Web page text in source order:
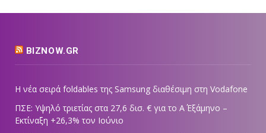
BIZNOW.GR
Η νέα σειρά foldables της Samsung διαθέσιμη στη Vodafone
ΠΣΕ: Υψηλό τριετίας στα 27,6 δισ. € για το Α΄ Εξάμηνο –
Εκτίναξη +26,3% τον Ιούνιο